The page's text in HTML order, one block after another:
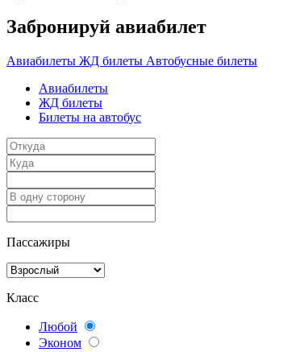
Забронируй авиабилет
Авиабилеты ЖД билеты Автобусные билеты
Авиабилеты
ЖД билеты
Билеты на автобус
Пассажиры
Класс
Любой
Эконом